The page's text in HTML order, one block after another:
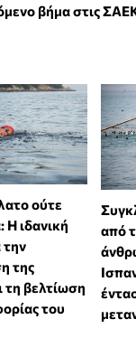
βήμα στις
ούτε
ιδανική
την
της
τη βελτίωση
του
από